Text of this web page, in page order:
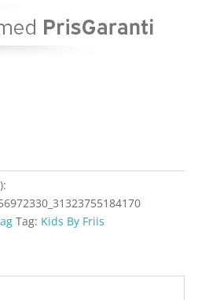
Tag: Kids By Friis